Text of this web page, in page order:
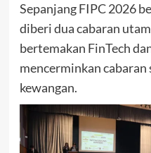
Sepanjang FIPC 2026
diberi dua cabaran
bertemakan FinTech
mencerminkan
kewangan.